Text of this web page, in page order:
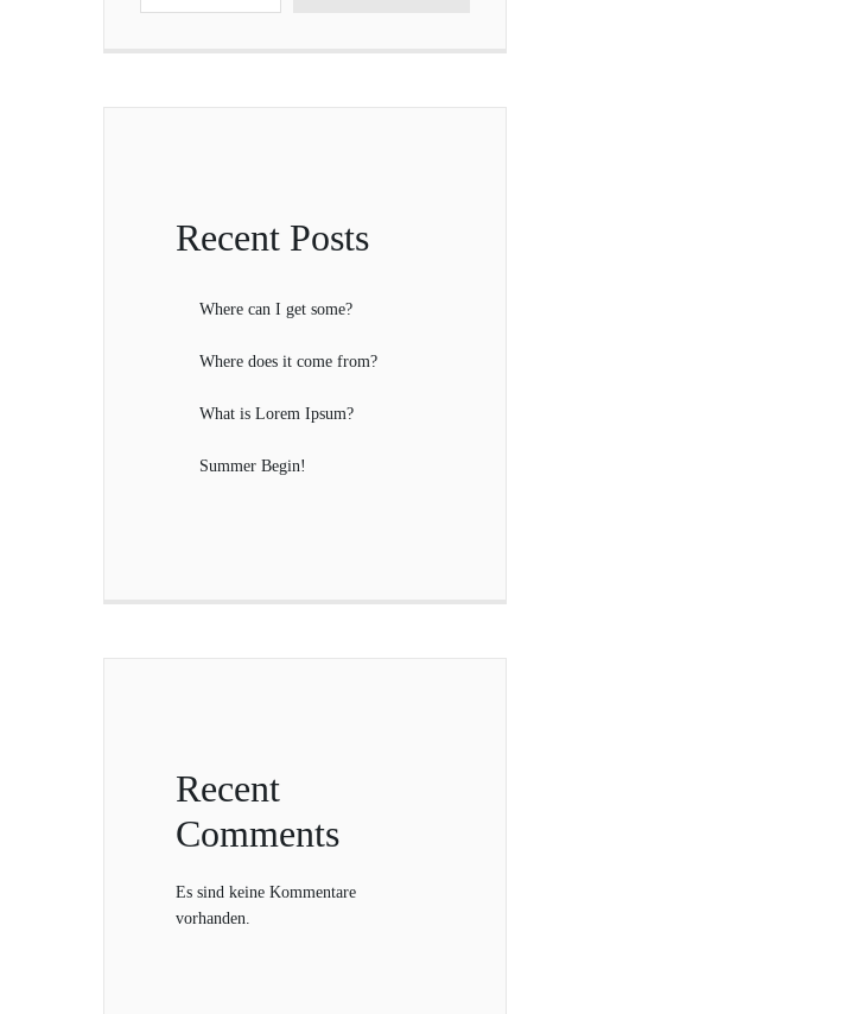
Recent Posts
Where can I get some?
Where does it come from?
What is Lorem Ipsum?
Summer Begin!
Recent
Comments
Es sind keine Kommentare
vorhanden.